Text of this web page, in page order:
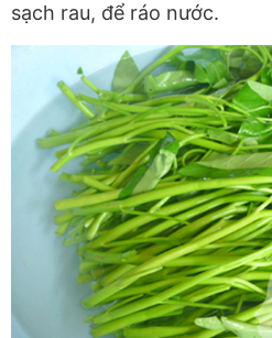
sạch rau, để ráo nước.